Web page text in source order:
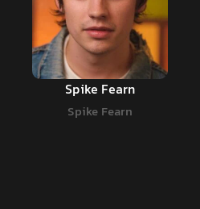
Spike Fearn
Spike Fearn